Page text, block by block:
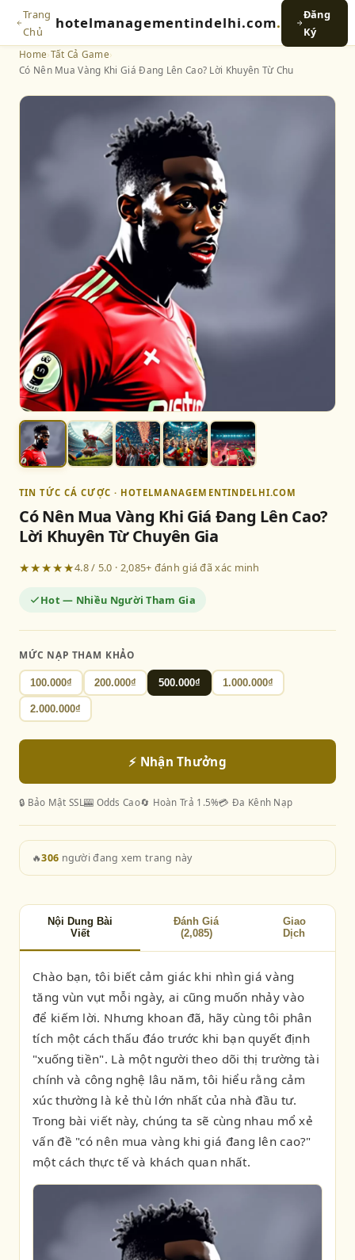
Trang
Chủ
hotelmanagementindelhi.com.
Đăng
Ký
Home›Tất Cả Game›
Có Nên Mua Vàng Khi Giá Đang Lên Cao? Lời Khuyên Từ Chu
TIN TỨC CÁ CƯỢC · HOTELMANAGEMENTINDELHI.COM
Có Nên Mua Vàng Khi Giá Đang Lên Cao?
Lời Khuyên Từ Chuyên Gia
★★★★★4.8 / 5.0 · 2,085+ đánh giá đã xác minh
Hot — Nhiều Người Tham Gia
MỨC NẠP THAM KHẢO
100.000₫ 200.000₫ 500.000₫ 1.000.000₫
2.000.000₫
⚡ Nhận Thưởng
🔒 Bảo Mật SSL🎰 Odds Cao🔄 Hoàn Trả 1.5%💳 Đa Kênh Nạp
🔥306 người đang xem trang này
Nội Dung Bài
Viết
Đánh Giá
(2,085)
Giao
Dịch
Chào bạn, tôi biết cảm giác khi nhìn giá vàng
tăng vùn vụt mỗi ngày, ai cũng muốn nhảy vào
để kiếm lời. Nhưng khoan đã, hãy cùng tôi phân
tích một cách thấu đáo trước khi bạn quyết định
"xuống tiền". Là một người theo dõi thị trường tài
chính và công nghệ lâu năm, tôi hiểu rằng cảm
xúc thường là kẻ thù lớn nhất của nhà đầu tư.
Trong bài viết này, chúng ta sẽ cùng nhau mổ xẻ
vấn đề "có nên mua vàng khi giá đang lên cao?"
một cách thực tế và khách quan nhất.